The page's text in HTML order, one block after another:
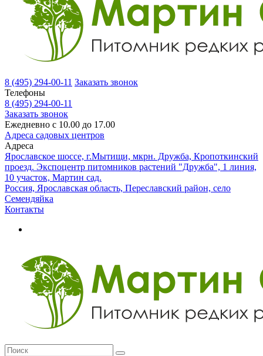
8 (495) 294-00-11 Заказать звонок
Телефоны
8 (495) 294-00-11
Заказать звонок
Ежедневно с 10.00 до 17.00
Адреса садовых центров
Адреса
Ярославское шоссе, г.Мытищи, мкрн. Дружба, Кропоткинский
проезд. Экспоцентр питомников растений "Дружба", 1 линия,
10 участок, Мартин сад.
Россия, Ярославская область, Переславский район, село
Семендяйка
Контакты